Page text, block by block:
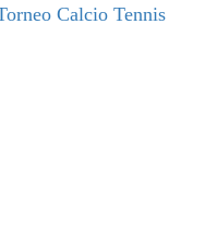
Calcio Tennis